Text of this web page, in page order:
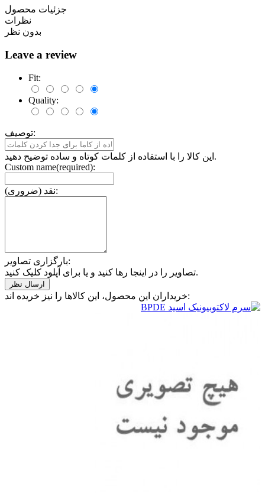
جزئیات محصول
نظرات
بدون نظر
Leave a review
Fit:
Quality:
توصیف:
این کالا را با استفاده از کلمات کوتاه و ساده توضیح دهید.
Custom name(required):
نقد (ضروری):
بارگزاری تصاویر:
تصاویر را در اینجا رها کنید و یا برای آپلود کلیک کنید.
خریداران این محصول، این کالاها را نیز خریده اند: